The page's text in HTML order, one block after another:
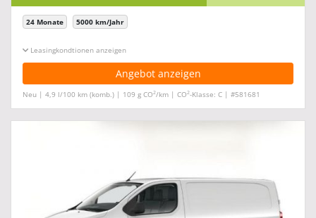
24 Monate 5000 km/Jahr
Leasingkonditionen ein-/ausblenden
Angebot anzeigen
Neu | 4,9 l/100 km (komb.) | 109 g CO2/km | CO2-Klasse: C | #581681